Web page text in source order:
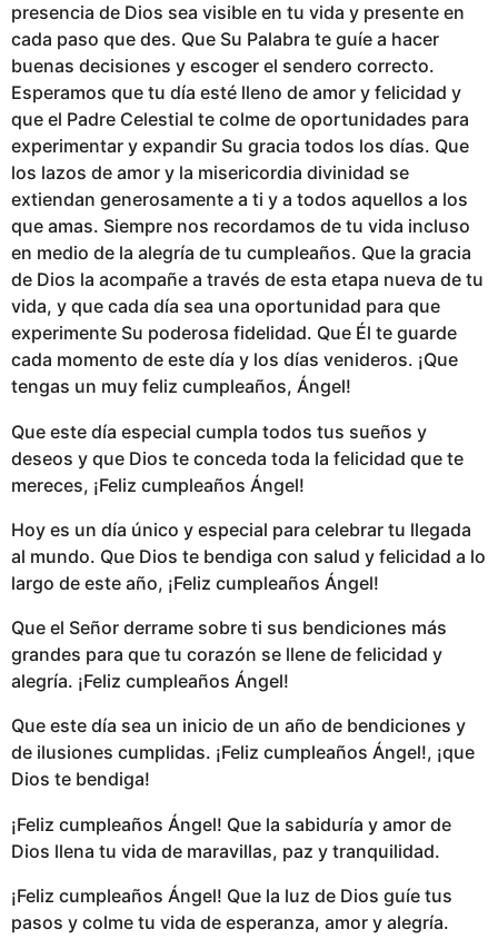
presencia de Dios sea visible en tu vida y presente en
cada paso que des. Que Su Palabra te guíe a hacer
buenas decisiones y escoger el sendero correcto.
Esperamos que tu día esté lleno de amor y felicidad y
que el Padre Celestial te colme de oportunidades para
experimentar y expandir Su gracia todos los días. Que
los lazos de amor y la misericordia divinidad se
extiendan generosamente a ti y a todos aquellos a los
que amas. Siempre nos recordamos de tu vida incluso
en medio de la alegría de tu cumpleaños. Que la gracia
de Dios la acompañe a través de esta etapa nueva de tu
vida, y que cada día sea una oportunidad para que
experimente Su poderosa fidelidad. Que Él te guarde
cada momento de este día y los días venideros. ¡Que
tengas un muy feliz cumpleaños, Ángel!
Que este día especial cumpla todos tus sueños y
deseos y que Dios te conceda toda la felicidad que te
mereces, ¡Feliz cumpleaños Ángel!
Hoy es un día único y especial para celebrar tu llegada
al mundo. Que Dios te bendiga con salud y felicidad a lo
largo de este año, ¡Feliz cumpleaños Ángel!
Que el Señor derrame sobre ti sus bendiciones más
grandes para que tu corazón se llene de felicidad y
alegría. ¡Feliz cumpleaños Ángel!
Que este día sea un inicio de un año de bendiciones y
de ilusiones cumplidas. ¡Feliz cumpleaños Ángel!, ¡que
Dios te bendiga!
¡Feliz cumpleaños Ángel! Que la sabiduría y amor de
Dios llena tu vida de maravillas, paz y tranquilidad.
¡Feliz cumpleaños Ángel! Que la luz de Dios guíe tus
pasos y colme tu vida de esperanza, amor y alegría.